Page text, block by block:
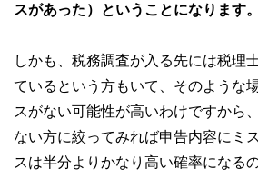
スがあった）ということになります。
しかも、税務調査が入る先には税理
ているという方もいて、そのような
スがない可能性が高いわけですから
ない方に絞ってみれば申告内容にミ
スは半分よりかなり高い確率になる